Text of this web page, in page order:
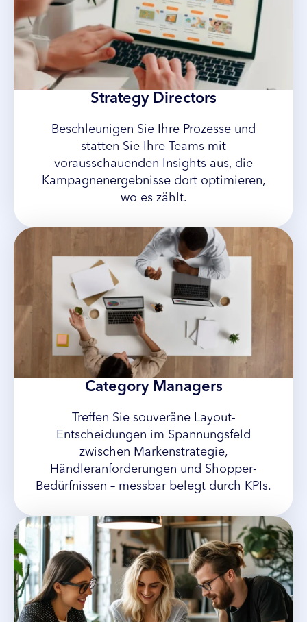
Strategy Directors
Beschleunigen Sie Ihre Prozesse und
statten Sie Ihre Teams mit
vorausschauenden Insights aus, die
Kampagnenergebnisse dort optimieren,
wo es zählt.
Category Managers
Treffen Sie souveräne Layout-
Entscheidungen im Spannungsfeld
zwischen Markenstrategie,
Händleranforderungen und Shopper-
Bedürfnissen – messbar belegt durch KPIs.